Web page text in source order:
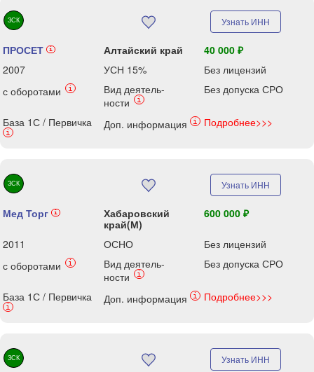
ЗСК Узнать ИНН
ПРОСЕТ i Алтайский край
40 000 ₽
2007
УСН 15%
Без лицензий
с оборотами
i
Вид деятель-
ности
i
Без допуска СРО
База 1С / Первичка
i
Доп. информация i Подробнее>>>
ЗСК Узнать ИНН
Мед Торг i
Хабаровский
край(М)
600 000 ₽
2011 ОСНО
Без лицензий
с оборотами
i
Вид деятель-
ности
i
Без допуска СРО
База 1С / Первичка
i
Доп. информация i Подробнее>>>
ЗСК Узнать ИНН